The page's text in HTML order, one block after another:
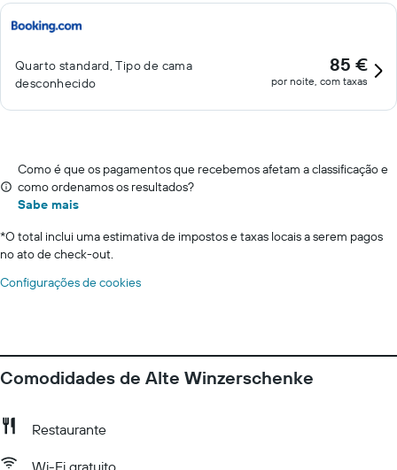
Quarto standard, Tipo de cama
desconhecido
85 €
por noite, com taxas
Como é que os pagamentos que recebemos afetam a classificação e
como ordenamos os resultados?
Sabe mais
*O total inclui uma estimativa de impostos e taxas locais a serem pagos
no ato de check-out.
Configurações de cookies
Comodidades de Alte Winzerschenke
Restaurante
Wi-Fi gratuito